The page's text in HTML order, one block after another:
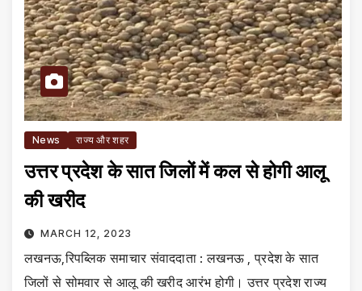
News राज्य और शहर
उत्तर प्रदेश के सात जिलों में कल से होगी आलू
की खरीद
MARCH 12, 2023
लखनऊ,रिपब्लिक समाचार संवाददाता : लखनऊ , प्रदेश के सात
जिलों से सोमवार से आलू की खरीद आरंभ होगी। उत्तर प्रदेश राज्य